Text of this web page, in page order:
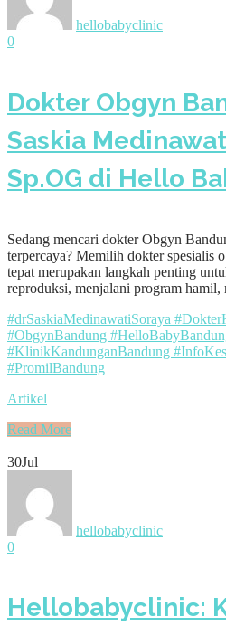
hellobabyclinic
0
Dokter Obgyn
Saskia
Sp.OG di Hello
Sedang mencari dokter Obgyn
terpercaya? Memilih dokter spesialis
tepat merupakan langkah penting
reproduksi, menjalani program hamil,
#drSaskiaMedinawatiSoraya
#ObgynBandung
#KlinikKandunganBandung
#PromilBandung
Artikel
Read More
30Jul
hellobabyclinic
0
Hellobabyclinic: